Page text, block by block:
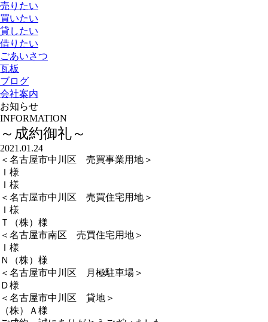
売りたい
買いたい
貸したい
借りたい
ごあいさつ
瓦板
ブログ
会社案内
お知らせ
INFORMATION
～成約御礼～
2021.01.24
＜名古屋市中川区 売買事業用地＞
Ｉ様
Ｉ様
＜名古屋市中川区 売買住宅用地＞
Ｉ様
Ｔ（株）様
＜名古屋市南区 売買住宅用地＞
Ｉ様
Ｎ（株）様
＜名古屋市中川区 月極駐車場＞
Ｄ様
＜名古屋市中川区 貸地＞
（株）Ａ様